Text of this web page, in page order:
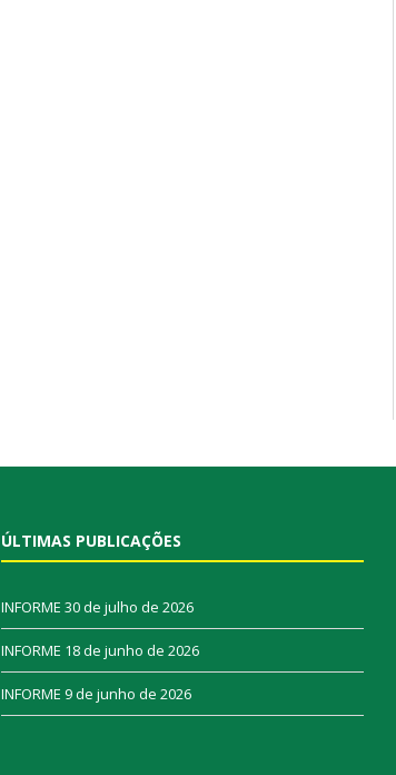
ÚLTIMAS PUBLICAÇÕES
INFORME 30 de julho de 2026
INFORME 18 de junho de 2026
INFORME 9 de junho de 2026